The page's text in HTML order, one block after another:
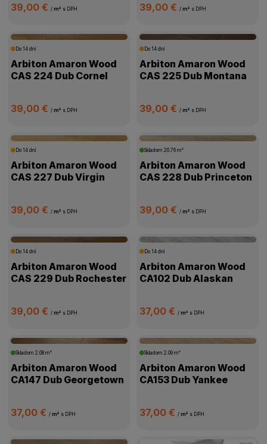
39,00 €/ m² s DPH 39,00 € / m² s DPH
Do 14 dní
Arbiton Amaron Wood
CAS 224 Dub Cornel
39,00 €/ m² s DPH
Do 14 dní
Arbiton Amaron Wood
CAS 225 Dub Montana
39,00 € / m² s DPH
Do 14 dní
Arbiton Amaron Wood
CAS 227 Dub Virgin
39,00 €/ m² s DPH
Skladom 20.76 m²
Arbiton Amaron Wood
CAS 228 Dub Princeton
39,00 € / m² s DPH
Do 14 dní
Arbiton Amaron Wood
CAS 229 Dub Rochester
39,00 €/ m² s DPH
Do 14 dní
Arbiton Amaron Wood
CA102 Dub Alaskan
37,00 € / m² s DPH
Skladom2.08 m²
Arbiton Amaron Wood
CA147 Dub Georgetown
37,00 €/ m² s DPH
Skladom 2.09 m²
Arbiton Amaron Wood
CA153 Dub Yankee
37,00 € / m² s DPH